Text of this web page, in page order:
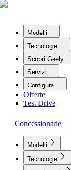
Modelli
Tecnologie
Scopri Geely
Servizi
Configura
Offerte
Test Drive
Concessionarie
Modelli
Tecnologie